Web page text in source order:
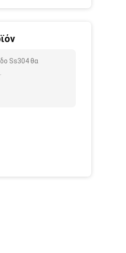
Ss304 θα